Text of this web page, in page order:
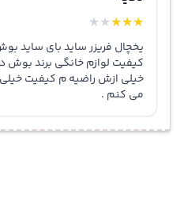
★
★
★
★
★
کیفیت لوازم خانگی برند
خیلی ازش راضیه م کیفیت
می کنم .